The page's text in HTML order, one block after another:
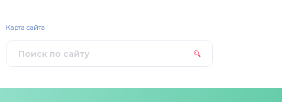
Карта сайта